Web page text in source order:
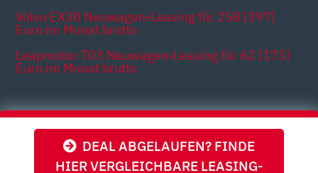
DEAL ABGELAUFEN? FINDE
HIER VERGLEICHBARE LEASING-
Volvo EX30 Neuwagen-Leasing für 258 [397]
Euro im Monat brutto
Leapmotor T03 Neuwagen-Leasing für 62 [173]
Euro im Monat brutto